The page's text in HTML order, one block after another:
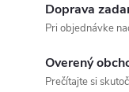
Doprava
Pri objednávke
Overený
Prečítajte si